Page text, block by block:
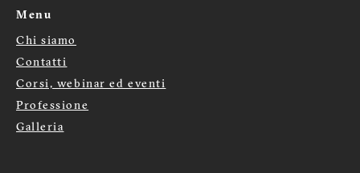
Menu
Menù
footer
Chi siamo
Contatti
Corsi, webinar ed eventi
Professione
Galleria